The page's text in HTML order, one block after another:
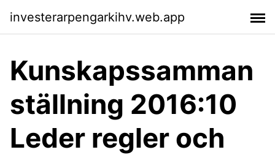
investerarpengarkihv.web.app
Kunskapssamman
ställning 2016:10
Leder regler och